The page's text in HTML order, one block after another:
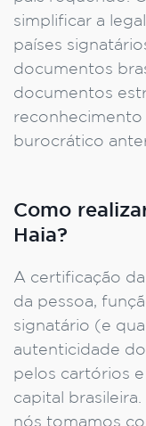
simplificar a
países
documentos
documentos
burocrático
Como
Haia?
A certificação
da pessoa,
signatário (e
autenticidade
pelos cartórios
capital
nós tomamos